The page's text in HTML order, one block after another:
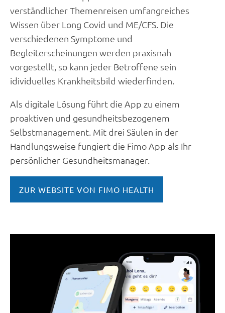
verständlicher Themenreisen umfangreiches
Wissen über Long Covid und ME/CFS. Die
verschiedenen Symptome und
Begleiterscheinungen werden praxisnah
vorgestellt, so kann jeder Betroffene sein
idividuelles Krankheitsbild wiederfinden.
Als digitale Lösung führt die App zu einem
proaktiven und gesundheitsbezogenem
Selbstmanagement. Mit drei Säulen in der
Handlungsweise fungiert die Fimo App als Ihr
persönlicher Gesundheitsmanager.
ZUR WEBSITE VON FIMO HEALTH